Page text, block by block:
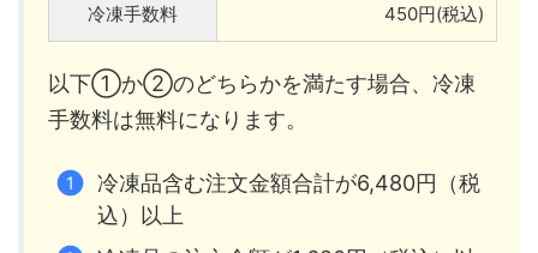
冷凍手数料 450円(税込)
以下①か②のどちらかを満たす場合、冷凍
手数料は無料になります。
冷凍品含む注文金額合計が6,480円（税
込）以上